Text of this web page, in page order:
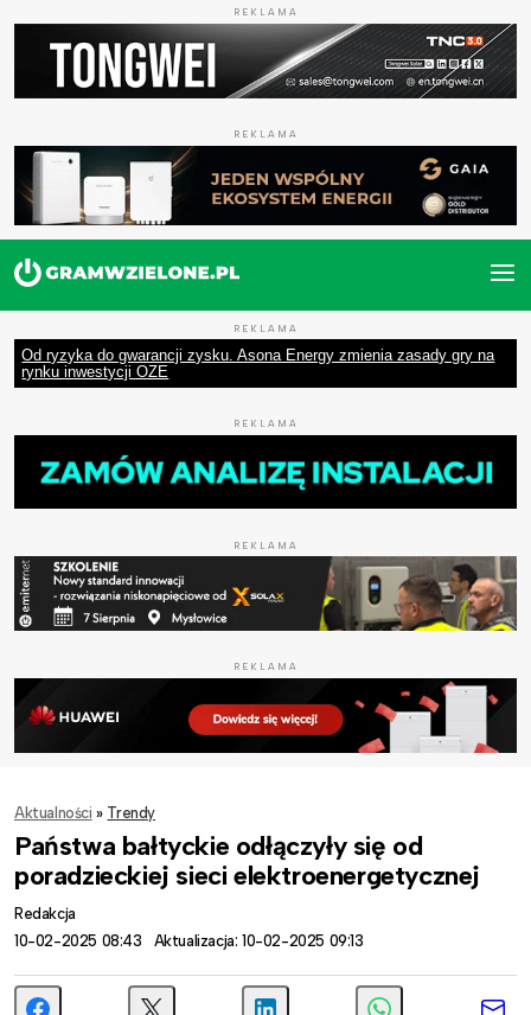
REKLAMA
REKLAMA
REKLAMA
Od ryzyka do gwarancji zysku. Asona Energy zmienia zasady gry na
rynku inwestycji OZE
REKLAMA
REKLAMA
REKLAMA
Aktualności » Trendy
Państwa bałtyckie odłączyły się od
poradzieckiej sieci elektroenergetycznej
Redakcja
10-02-2025 08:43
Aktualizacja: 10-02-2025 09:13